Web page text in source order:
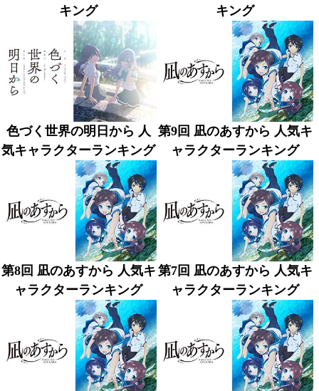
キング キング
色づく世界の明日から 人
気キャラクターランキング
第9回 凪のあすから 人気キ
ャラクターランキング
第8回 凪のあすから 人気キ
ャラクターランキング
第7回 凪のあすから 人気キ
ャラクターランキング